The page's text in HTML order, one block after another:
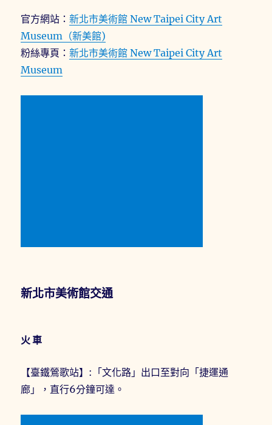
官方網站：新北市美術館 New Taipei City Art
Museum（新美館)
粉絲專頁：新北市美術館 New Taipei City Art
Museum
新北市美術館交通
火車
【臺鐵鶯歌站】:「文化路」出口至對向「捷運通
廊」，直行6分鐘可達。